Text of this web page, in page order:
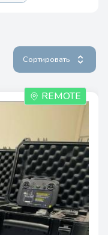
Сортировать
REMOTE